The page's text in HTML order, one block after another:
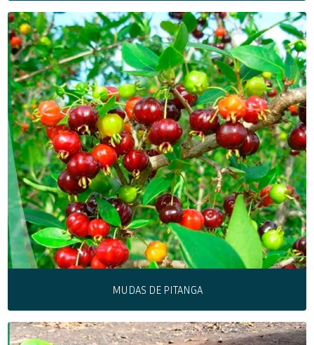
MUDAS DE PITANGA